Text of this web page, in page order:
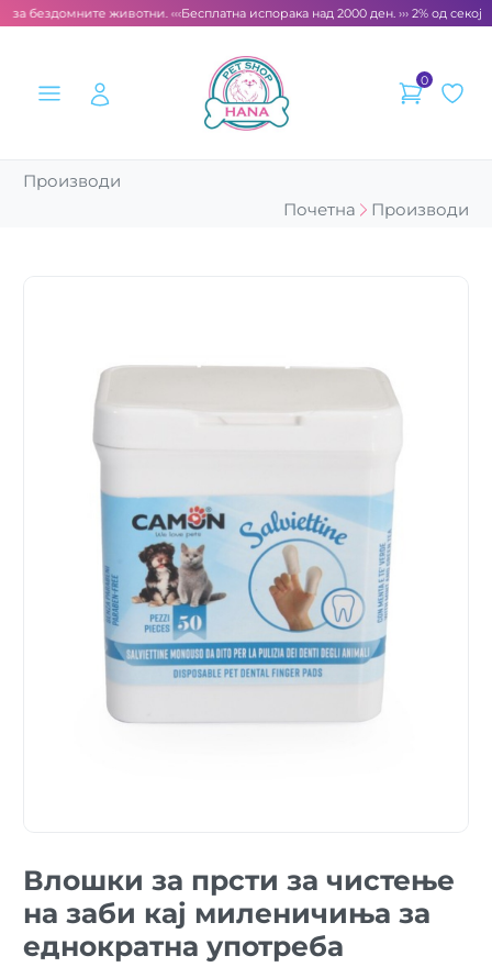
бездомните животни. ‹‹‹Бесплатна испорака над 2000 ден. ››› 2% од
0
Производи
Почетна
Производи
Влошки за прсти за чистење
на заби кај миленичиња за
еднократна употреба